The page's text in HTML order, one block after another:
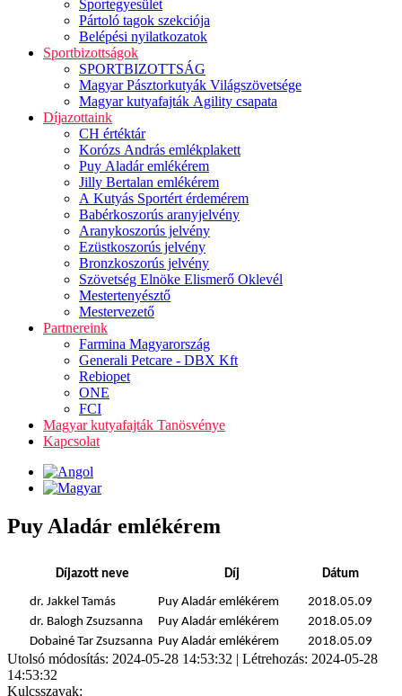
Sportegyesület
Pártoló tagok szekciója
Belépési nyilatkozatok
Sportbizottságok
SPORTBIZOTTSÁG
Magyar Pásztorkutyák Világszövetsége
Magyar kutyafajták Agility csapata
Díjazottaink
CH értéktár
Korózs András emlékplakett
Puy Aladár emlékérem
Jilly Bertalan emlékérem
A Kutyás Sportért érdemérem
Babérkoszorús aranyjelvény
Aranykoszorús jelvény
Ezüstkoszorús jelvény
Bronzkoszorús jelvény
Szövetség Elnöke Elismerő Oklevél
Mestertenyésztő
Mestervezető
Partnereink
Farmina Magyarország
Generali Petcare - DBX Kft
Rebiopet
ONE
FCI
Magyar kutyafajták Tanösvénye
Kapcsolat
Puy Aladár emlékérem
Díjazott neve Díj Dátum
dr. Jakkel Tamás Puy Aladár emlékérem
2018.05.09
dr. Balogh Zsuzsanna
Puy Aladár emlékérem
2018.05.09
Dobainé Tar Zsuzsanna Puy Aladár emlékérem 2018.05.09
Utolsó módosítás: 2024-05-28 14:53:32 | Létrehozás: 2024-05-28
14:53:32
Kulcsszavak: